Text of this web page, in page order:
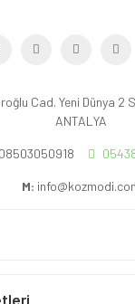
Cad. Yeni Dünya
ANTALYA
08503050918
M: